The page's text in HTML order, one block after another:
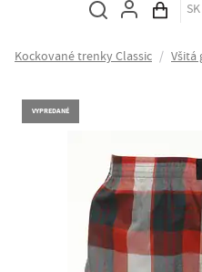
SK
Kockované trenky Classic / Všitá
VYPREDANÉ